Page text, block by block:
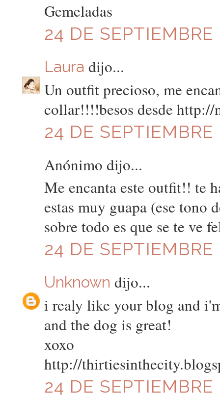
Gemeladas
24 DE
Laura dijo...
Un outfit precioso, me
collar!!!!besos desde
24 DE
Anónimo dijo...
Me encanta este outfit!! te
estas muy guapa (ese tono
sobre todo es que se te ve
24 DE
Unknown dijo...
i realy like your blog and
and the dog is great!
xoxo
http://
24 DE